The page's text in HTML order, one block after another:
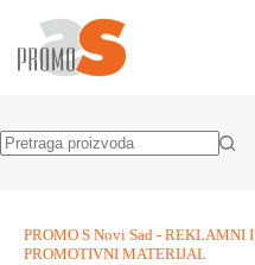
content
PROMO S Novi Sad - REKLAMNI I
PROMOTIVNI MATERIJAL